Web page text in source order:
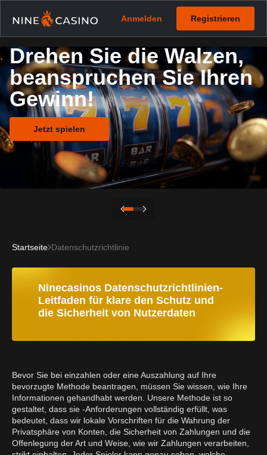
Anmelden Registrieren
Drehen Sie die Walzen,
beanspruchen Sie Ihren
Gewinn!
Jetzt spielen
Startseite Datenschutzrichtlinie
Ninecasinos Datenschutzrichtlinien-
Leitfaden für klare den Schutz und
die Sicherheit von Nutzerdaten
Bevor Sie bei einzahlen oder eine Auszahlung auf Ihre
bevorzugte Methode beantragen, müssen Sie wissen, wie Ihre
Informationen gehandhabt werden. Unsere Methode ist so
gestaltet, dass sie -Anforderungen vollständig erfüllt, was
bedeutet, dass wir lokale Vorschriften für die Wahrung der
Privatsphäre von Konten, die Sicherheit von Zahlungen und die
Offenlegung der Art und Weise, wie wir Zahlungen verarbeiten,